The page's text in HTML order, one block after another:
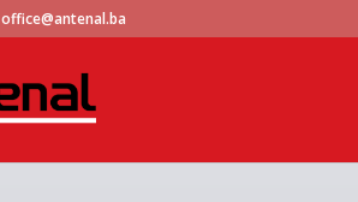
office@antenal.ba